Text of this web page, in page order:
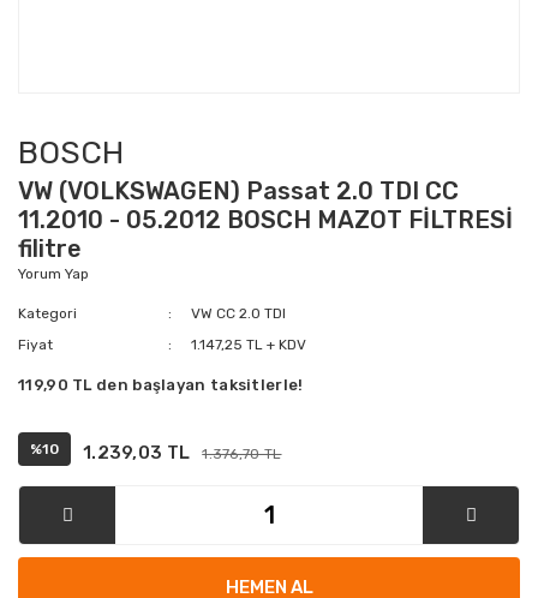
BOSCH
VW (VOLKSWAGEN) Passat 2.0 TDI CC
11.2010 - 05.2012 BOSCH MAZOT FİLTRESİ
filitre
Yorum Yap
Kategori
VW CC 2.0 TDI
Fiyat
1.147,25 TL + KDV
119,90 TL den başlayan taksitlerle!
%10 1.239,03 TL 1.376,70 TL
HEMEN AL